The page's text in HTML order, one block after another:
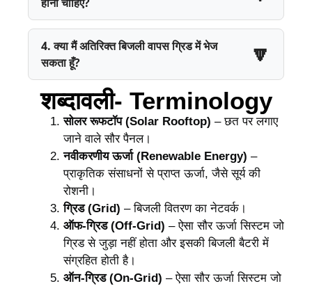
4. क्या मैं अतिरिक्त बिजली वापस ग्रिड में भेज
सकता हूँ?
शब्दावली- Terminology
सोलर रूफटॉप (Solar Rooftop) – छत पर लगाए
जाने वाले सौर पैनल।
नवीकरणीय ऊर्जा (Renewable Energy) –
प्राकृतिक संसाधनों से प्राप्त ऊर्जा, जैसे सूर्य की
रोशनी।
ग्रिड (Grid) – बिजली वितरण का नेटवर्क।
ऑफ-ग्रिड (Off-Grid) – ऐसा सौर ऊर्जा सिस्टम जो
ग्रिड से जुड़ा नहीं होता और इसकी बिजली बैटरी में
संग्रहित होती है।
ऑन-ग्रिड (On-Grid) – ऐसा सौर ऊर्जा सिस्टम जो